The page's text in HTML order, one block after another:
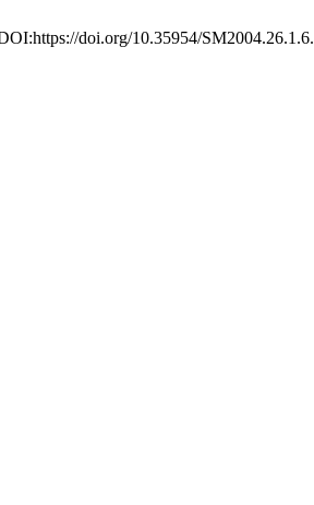
doi.org/10.35954/SM2004.26.1.6.